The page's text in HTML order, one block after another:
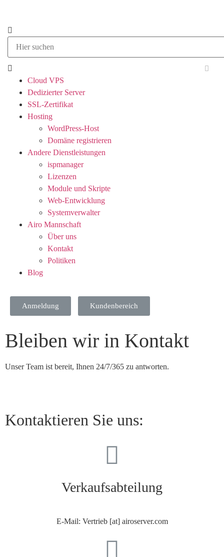
Cloud VPS
Dedizierter Server
SSL-Zertifikat
Hosting
WordPress-Host
Domäne registrieren
Andere Dienstleistungen
ispmanager
Lizenzen
Module und Skripte
Web-Entwicklung
Systemverwalter
Airo Mannschaft
Über uns
Kontakt
Politiken
Blog
Anmeldung Kundenbereich
Bleiben wir in Kontakt
Unser Team ist bereit, Ihnen 24/7/365 zu antworten.
Kontaktieren Sie uns:
Verkaufsabteilung
E-Mail: Vertrieb [at] airoserver.com